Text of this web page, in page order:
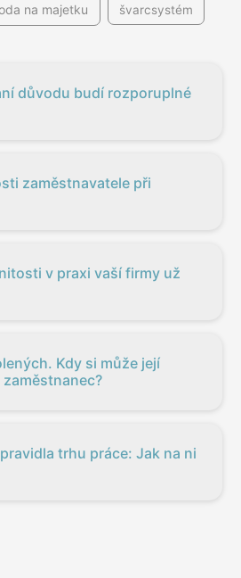
na majetku švarcsystém
důvodu budí rozporuplné
zaměstnavatele při
v praxi vaší firmy už
Kdy si může její
trhu práce: Jak na ni